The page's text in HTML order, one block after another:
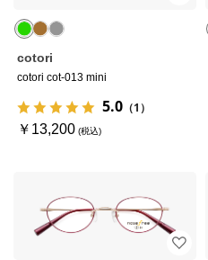
cotori
cotori cot-013 mini
5.0 （1）
￥13,200